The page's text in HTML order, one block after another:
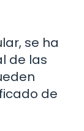
se ha
de las
de